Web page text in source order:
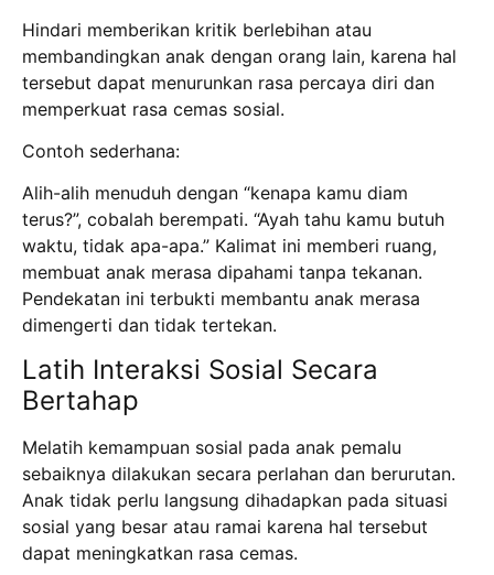
Hindari memberikan kritik berlebihan atau
membandingkan anak dengan orang lain, karena hal
tersebut dapat menurunkan rasa percaya diri dan
memperkuat rasa cemas sosial.
Contoh sederhana:
Alih-alih menuduh dengan “kenapa kamu diam
terus?”, cobalah berempati. “Ayah tahu kamu butuh
waktu, tidak apa-apa.” Kalimat ini memberi ruang,
membuat anak merasa dipahami tanpa tekanan.
Pendekatan ini terbukti membantu anak merasa
dimengerti dan tidak tertekan.
Latih Interaksi Sosial Secara
Bertahap
Melatih kemampuan sosial pada anak pemalu
sebaiknya dilakukan secara perlahan dan berurutan.
Anak tidak perlu langsung dihadapkan pada situasi
sosial yang besar atau ramai karena hal tersebut
dapat meningkatkan rasa cemas.